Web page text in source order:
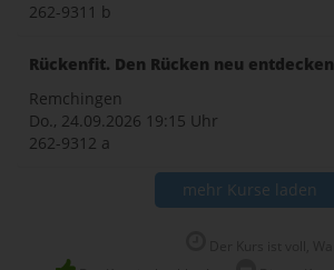
262-9311 b
Rückenfit. Den Rücken neu entdecken
Remchingen
Do., 24.09.2026 19:15 Uhr
262-9312 a
mehr Kurse laden